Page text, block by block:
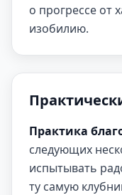
о прогрессе от
изобилию.
Практика
следующих
испытывать
ту самую